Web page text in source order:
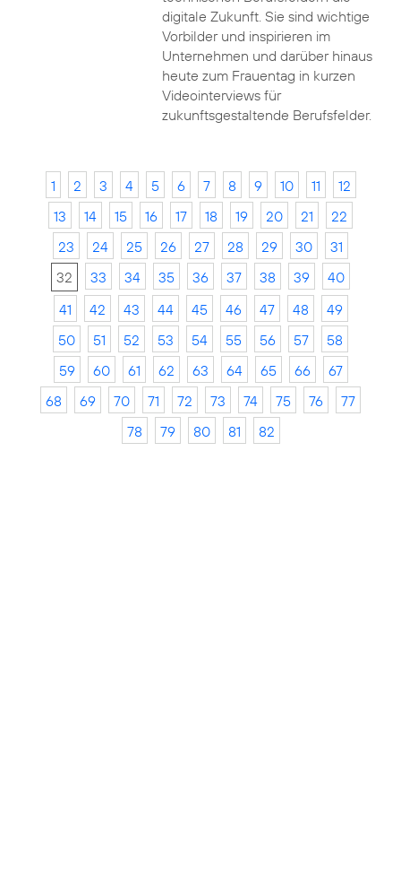
digitale Zukunft. Sie sind wichtige
Vorbilder und inspirieren im
Unternehmen und darüber hinaus
heute zum Frauentag in kurzen
Videointerviews für
zukunftsgestaltende Berufsfelder.
1 2 3 4 5 6 7 8 9 10 11
12
13
14 15 16 17 18 19 20 21
22
23
24 25 26 27 28 29 30
31
32
33 34 35 36 37 38 39
40
41
42 43 44 45 46 47 48
49
50
51 52 53 54 55 56 57
58
59
60 61 62 63 64 65 66
67
68
69 70 71 72 73 74 75 76
77
78
79 80 81 82